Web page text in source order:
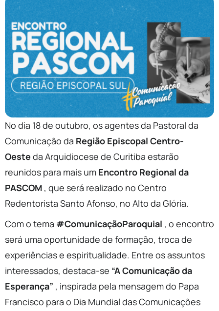
No dia 18 de outubro, os agentes da Pastoral da
Comunicação da Região Episcopal Centro-
Oeste da Arquidiocese de Curitiba estarão
reunidos para mais um Encontro Regional da
PASCOM , que será realizado no Centro
Redentorista Santo Afonso, no Alto da Glória.
Com o tema #ComunicaçãoParoquial , o encontro
será uma oportunidade de formação, troca de
experiências e espiritualidade. Entre os assuntos
interessados, destaca-se “A Comunicação da
Esperança” , inspirada pela mensagem do Papa
Francisco para o Dia Mundial das Comunicações